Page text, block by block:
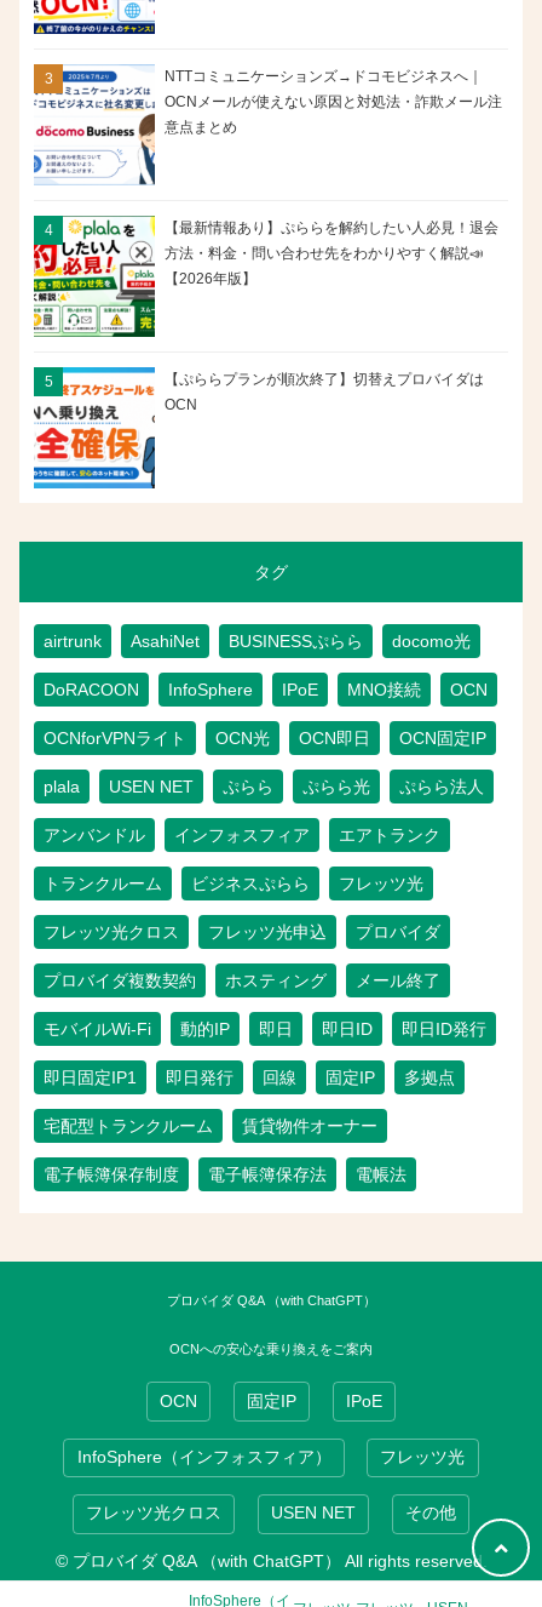
NTTコミュニケーションズ→ドコモビジネスへ｜
OCNメールが使えない原因と対処法・詐欺メール注
意点まとめ
【最新情報あり】ぷららを解約したい人必見！退会
方法・料金・問い合わせ先をわかりやすく解説📣
【2026年版】
【ぷららプランが順次終了】切替えプロバイダは
OCN
タグ
airtrunk AsahiNet BUSINESSぷらら docomo光
DoRACOON InfoSphere IPoE MNO接続 OCN
OCNforVPNライト OCN光 OCN即日 OCN固定IP
plala USEN NET ぷらら ぷらら光 ぷらら法人
アンバンドル インフォスフィア エアトランク
トランクルーム ビジネスぷらら フレッツ光
フレッツ光クロス フレッツ光申込 プロバイダ
プロバイダ複数契約 ホスティング メール終了
モバイルWi-Fi 動的IP 即日 即日ID 即日ID発行
即日固定IP1 即日発行 回線 固定IP 多拠点
宅配型トランクルーム 賃貸物件オーナー
電子帳簿保存制度 電子帳簿保存法 電帳法
プロバイダ Q&A （with ChatGPT）
OCNへの安心な乗り換えをご案内
OCN 固定IP IPoE
InfoSphere（インフォスフィア） フレッツ光
フレッツ光クロス USEN NET その他
© プロバイダ Q&A （with ChatGPT） All rights reserved.
InfoSphere（イ